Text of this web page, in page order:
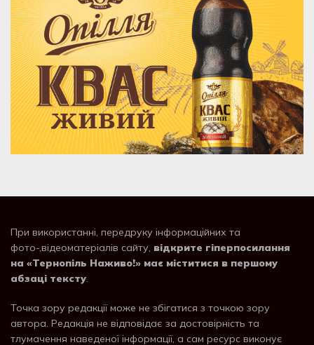
При використанні, передруку інформаційних та
фото-,відеоматеріалів сайту, відкрите гіперпосилання
на «Тернопіль Наживо!» має міститися в першому
абзаці тексту.
Точка зору редакції може не збігатися з точкою зору
автора. Редакція не відповідає за достовірність та
тлумачення наведеної інформації, а сам ресурс виконує